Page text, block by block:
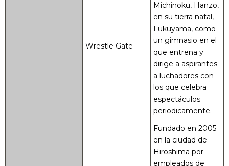
Wrestle Gate
Michinoku, Hanzo,
en su tierra natal,
Fukuyama, como
un gimnasio en el
que entrena y
dirige a aspirantes
a luchadores con
los que celebra
espectáculos
periodicamente.
Fundado en 2005
en la ciudad de
Hiroshima por
empleados de